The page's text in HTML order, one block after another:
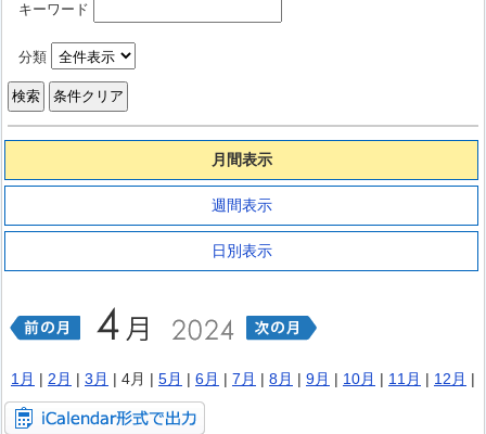
キーワード
分類
月間表示
週間表示
日別表示
1月 | 2月 | 3月 | 4月 | 5月 | 6月 | 7月 | 8月 | 9月 | 10月 | 11月 | 12月 |